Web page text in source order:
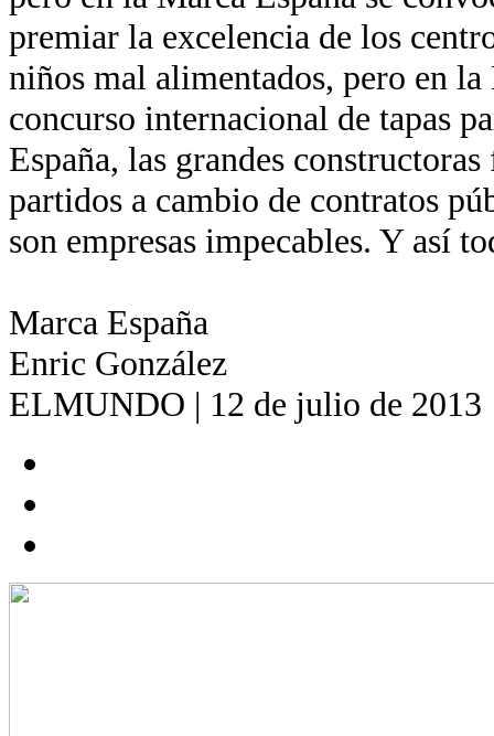
premiar la excelencia de los
niños mal alimentados, pero en
concurso internacional de tapas
España, las grandes
partidos a cambio de contratos
son empresas impecables. Y así
Marca España
Enric González
ELMUNDO | 12 de julio de 2013